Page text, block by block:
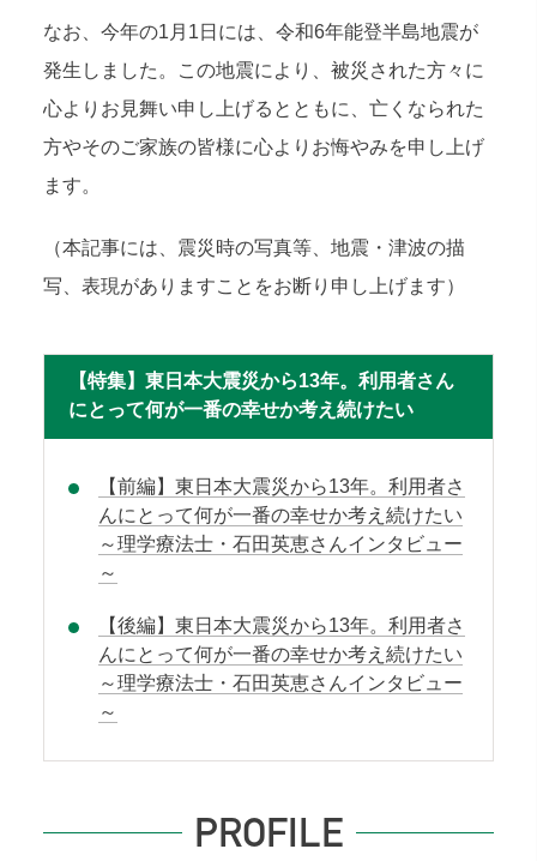
なお、今年の1月1日には、令和6年能登半島地震が
発生しました。この地震により、被災された方々に
心よりお見舞い申し上げるとともに、亡くなられた
方やそのご家族の皆様に心よりお悔やみを申し上げ
ます。
（本記事には、震災時の写真等、地震・津波の描
写、表現がありますことをお断り申し上げます）
【特集】東日本大震災から13年。利用者さん
にとって何が一番の幸せか考え続けたい
【前編】東日本大震災から13年。利用者さ
んにとって何が一番の幸せか考え続けたい
～理学療法士・石田英恵さんインタビュー
～
【後編】東日本大震災から13年。利用者さ
んにとって何が一番の幸せか考え続けたい
～理学療法士・石田英恵さんインタビュー
～
PROFILE